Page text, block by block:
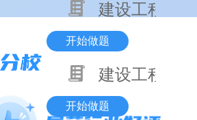
建设工程项
开始做题
建设工程基
开始做题